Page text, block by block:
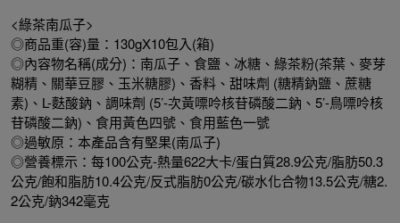
<綠茶南瓜子>
◎商品重(容)量：130gX10包入(箱)
◎內容物名稱(成分)：南瓜子、食鹽、冰糖、綠茶粉(茶葉、麥芽
糊精、關華豆膠、玉米糖膠)、香料、甜味劑 (糖精鈉鹽、蔗糖
素)、L-麩酸鈉、調味劑 (5’-次黃嘌呤核苷磷酸二鈉、5’-鳥嘌呤核
苷磷酸二鈉)、食用黃色四號、食用藍色一號
◎過敏原：本產品含有堅果(南瓜子)
◎營養標示：每100公克-熱量622大卡/蛋白質28.9公克/脂肪50.3
公克/飽和脂肪10.4公克/反式脂肪0公克/碳水化合物13.5公克/糖2.
2公克/鈉342毫克